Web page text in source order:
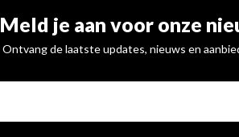
Meld je aan voor onze
Ontvang de laatste updates, nieuws en